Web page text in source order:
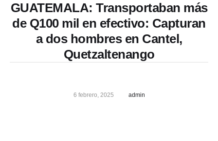
GUATEMALA: Transportaban más
de Q100 mil en efectivo: Capturan
a dos hombres en Cantel,
Quetzaltenango
6 febrero, 2025 admin